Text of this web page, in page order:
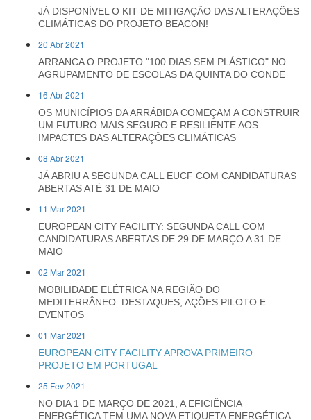
JÁ DISPONÍVEL O KIT DE MITIGAÇÃO DAS ALTERAÇÕES
CLIMÁTICAS DO PROJETO BEACON!
20 Abr 2021
ARRANCA O PROJETO "100 DIAS SEM PLÁSTICO" NO
AGRUPAMENTO DE ESCOLAS DA QUINTA DO CONDE
16 Abr 2021
OS MUNICÍPIOS DA ARRÁBIDA COMEÇAM A CONSTRUIR
UM FUTURO MAIS SEGURO E RESILIENTE AOS
IMPACTES DAS ALTERAÇÕES CLIMÁTICAS
08 Abr 2021
JÁ ABRIU A SEGUNDA CALL EUCF COM CANDIDATURAS
ABERTAS ATÉ 31 DE MAIO
11 Mar 2021
EUROPEAN CITY FACILITY: SEGUNDA CALL COM
CANDIDATURAS ABERTAS DE 29 DE MARÇO A 31 DE
MAIO
02 Mar 2021
MOBILIDADE ELÉTRICA NA REGIÃO DO
MEDITERRÂNEO: DESTAQUES, AÇÕES PILOTO E
EVENTOS
01 Mar 2021
EUROPEAN CITY FACILITY APROVA PRIMEIRO
PROJETO EM PORTUGAL
25 Fev 2021
NO DIA 1 DE MARÇO DE 2021, A EFICIÊNCIA
ENERGÉTICA TEM UMA NOVA ETIQUETA ENERGÉTICA